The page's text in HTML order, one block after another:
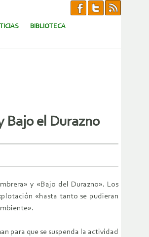
BIBLIOTECA
Bajo el Durazno
y «Bajo del Durazno». Los
«hasta tanto se pudieran
para que se suspenda la actividad